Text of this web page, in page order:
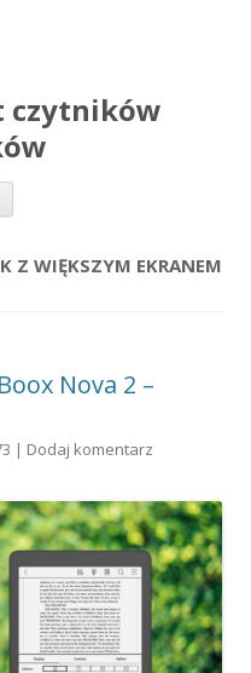
czytników
Przejdź do treści
Z WIĘKSZYM EKRANEM
Nova 2 –
| Dodaj komentarz